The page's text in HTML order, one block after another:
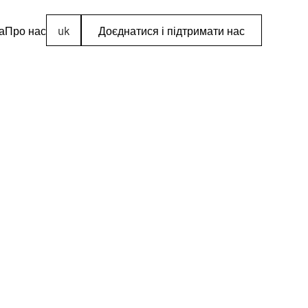
Про нас uk Доєднатися і підтримати нас